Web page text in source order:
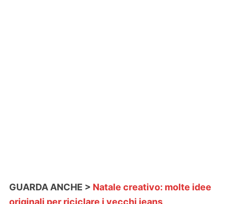
GUARDA ANCHE > Natale creativo: molte idee
originali per riciclare i vecchi jeans